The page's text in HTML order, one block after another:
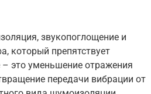
звукопоглощение и
который препятствует
это уменьшение отражения
передачи вибрации от